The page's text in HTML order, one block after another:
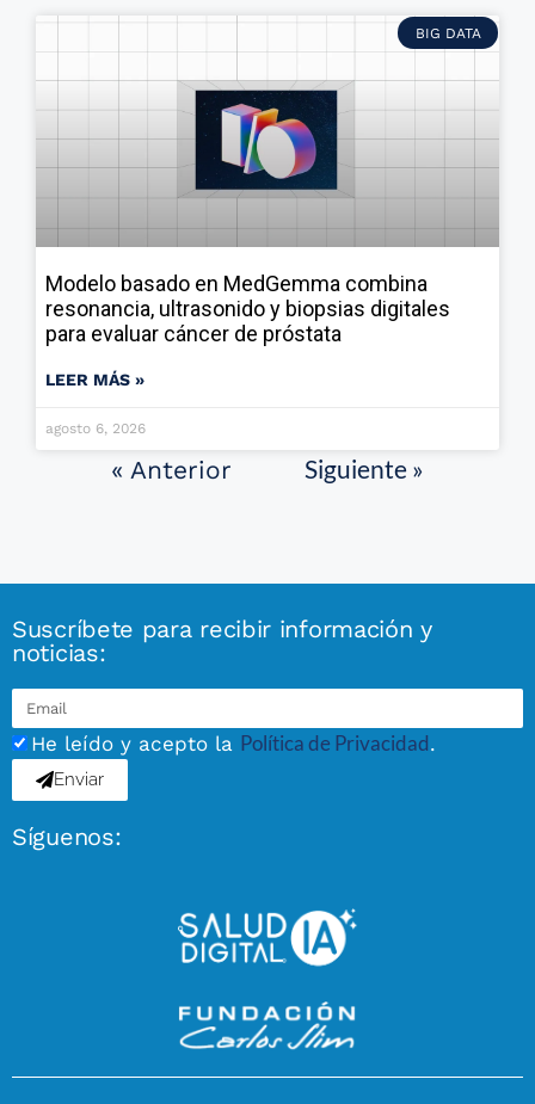
BIG DATA
Modelo basado en MedGemma combina
resonancia, ultrasonido y biopsias digitales
para evaluar cáncer de próstata
LEER MÁS »
agosto 6, 2026
« Anterior Siguiente »
Suscríbete para recibir información y
noticias:
He leído y acepto la Política de Privacidad.
Enviar
Síguenos: